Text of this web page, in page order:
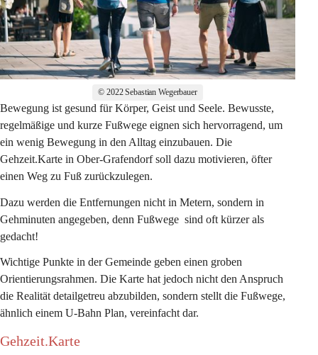
© 2022 Sebastian Wegerbauer
Bewegung ist gesund für Körper, Geist und Seele. Bewusste,
regelmäßige und kurze Fußwege eignen sich hervorragend, um
ein wenig Bewegung in den Alltag einzubauen. Die
Gehzeit.Karte in Ober-Grafendorf soll dazu motivieren, öfter
einen Weg zu Fuß zurückzulegen.
Dazu werden die Entfernungen nicht in Metern, sondern in
Gehminuten angegeben, denn Fußwege  sind oft kürzer als
gedacht!
Wichtige Punkte in der Gemeinde geben einen groben
Orientierungsrahmen. Die Karte hat jedoch nicht den Anspruch
die Realität detailgetreu abzubilden, sondern stellt die Fußwege,
ähnlich einem U-Bahn Plan, vereinfacht dar.
Gehzeit.Karte